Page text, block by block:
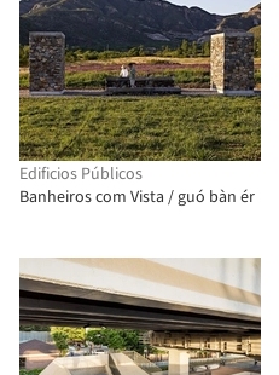
Edificios Públicos
Banheiros com Vista / guó bàn ér